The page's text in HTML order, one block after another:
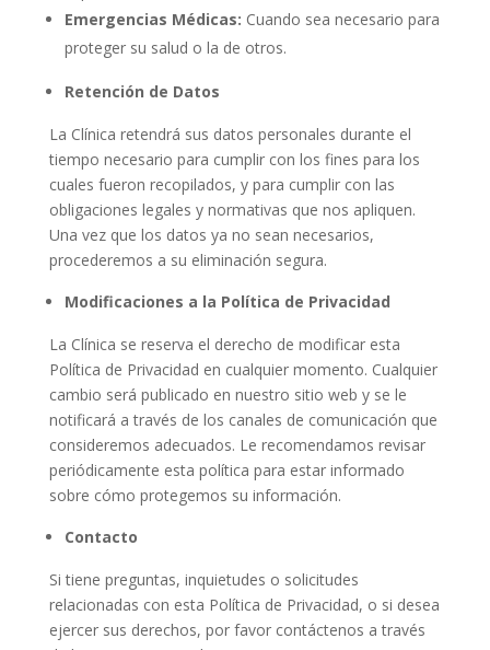
Emergencias Médicas: Cuando sea necesario para
proteger su salud o la de otros.
Retención de Datos
La Clínica retendrá sus datos personales durante el
tiempo necesario para cumplir con los fines para los
cuales fueron recopilados, y para cumplir con las
obligaciones legales y normativas que nos apliquen.
Una vez que los datos ya no sean necesarios,
procederemos a su eliminación segura.
Modificaciones a la Política de Privacidad
La Clínica se reserva el derecho de modificar esta
Política de Privacidad en cualquier momento. Cualquier
cambio será publicado en nuestro sitio web y se le
notificará a través de los canales de comunicación que
consideremos adecuados. Le recomendamos revisar
periódicamente esta política para estar informado
sobre cómo protegemos su información.
Contacto
Si tiene preguntas, inquietudes o solicitudes
relacionadas con esta Política de Privacidad, o si desea
ejercer sus derechos, por favor contáctenos a través